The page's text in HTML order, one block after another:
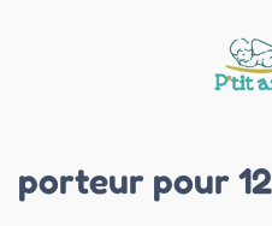
porteur pour